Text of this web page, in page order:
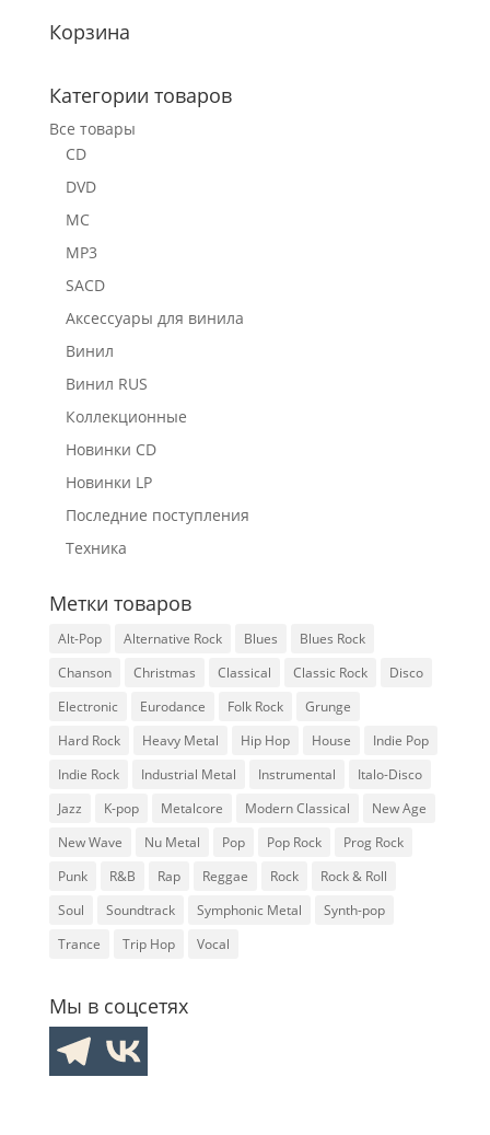
Корзина
Категории товаров
Все товары
CD
DVD
MC
MP3
SACD
Аксессуары для винила
Винил
Винил RUS
Коллекционные
Новинки CD
Новинки LP
Последние поступления
Техника
Метки товаров
Alt-Pop Alternative Rock Blues
Blues Rock
Chanson
Christmas Classical Classic Rock
Disco
Electronic
Eurodance Folk Rock
Grunge
Hard Rock
Heavy Metal Hip Hop House
Indie Pop
Indie Rock
Industrial Metal Instrumental
Italo-Disco
Jazz
K-pop Metalcore Modern Classical
New Age
New Wave
Nu Metal Pop Pop Rock
Prog Rock
Punk
R&B Rap Reggae Rock
Rock & Roll
Soul
Soundtrack Symphonic Metal
Synth-pop
Trance
Trip Hop Vocal
Мы в соцсетях